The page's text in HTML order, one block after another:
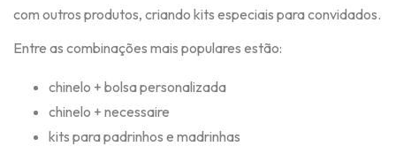
com outros produtos, criando kits especiais para convidados.
Entre as combinações mais populares estão:
chinelo + bolsa personalizada
chinelo + necessaire
kits para padrinhos e madrinhas